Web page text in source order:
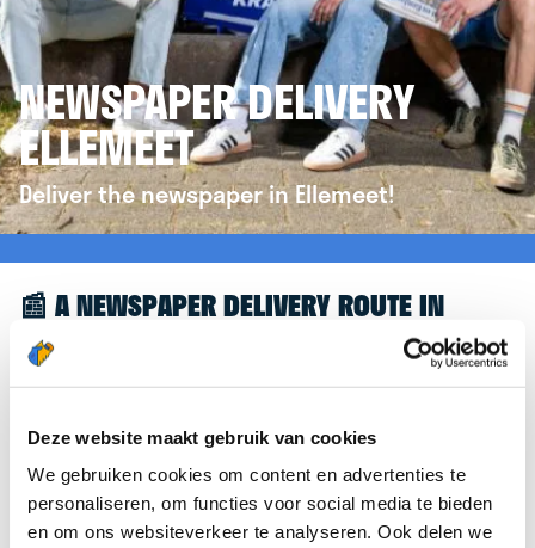
Deze website maakt gebruik van cookies
We gebruiken cookies om content en advertenties te
personaliseren, om functies voor social media te bieden
en om ons websiteverkeer te analyseren. Ook delen we
NEWSPAPER DELIVERY
ELLEMEET
Deliver the newspaper in Ellemeet!
📰 A NEWSPAPER DELIVERY ROUTE IN
ELLEMEET
Great to see you're interested in a newspaper
we’d like to refer you to thekrantenbezorgen.nl
website. There, you can easily sign up to deliver
newspapers in Ellemeet.